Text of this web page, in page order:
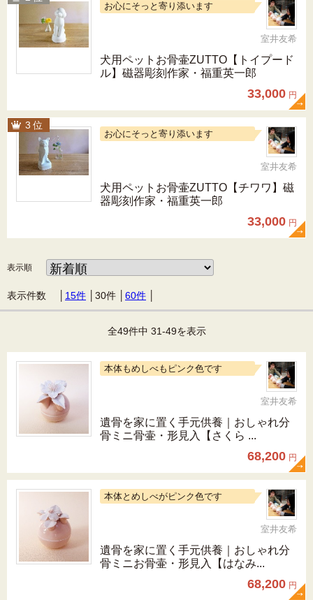
お心にそっと寄り添います
室井友希
犬用ペットお骨壷ZUTTO【トイプード
ル】磁器彫刻作家・福重英一郎
33,000 円
お心にそっと寄り添います
室井友希
犬用ペットお骨壷ZUTTO【チワワ】磁
器彫刻作家・福重英一郎
33,000 円
表示順
表示件数 │ 15件 30件 60件
全49件中 31-49を表示
本体もめしべもピンク色です
室井友希
遺骨を家に置く手元供養｜おしゃれ分
骨ミニ骨壷・形見入【さくら ...
68,200 円
本体とめしべがピンク色です
室井友希
遺骨を家に置く手元供養｜おしゃれ分
骨ミニお骨壷・形見入【はなみ...
68,200 円